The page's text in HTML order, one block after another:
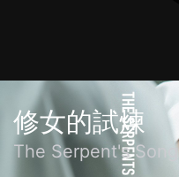
修女的試煉
The Serpent's Song